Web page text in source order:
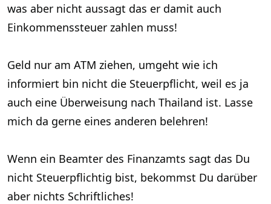
was aber nicht aussagt das er damit auch
Einkommenssteuer zahlen muss!
Geld nur am ATM ziehen, umgeht wie ich
informiert bin nicht die Steuerpflicht, weil es ja
auch eine Überweisung nach Thailand ist. Lasse
mich da gerne eines anderen belehren!
Wenn ein Beamter des Finanzamts sagt das Du
nicht Steuerpflichtig bist, bekommst Du darüber
aber nichts Schriftliches!